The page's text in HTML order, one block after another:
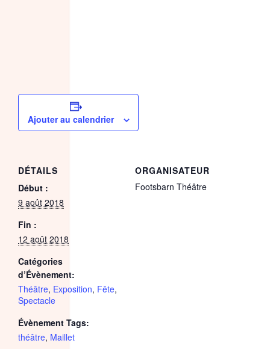
Ajouter au calendrier
DÉTAILS
Début :
9 août 2018
Fin :
12 août 2018
Catégories
d’Évènement:
Théâtre, Exposition, Fête,
Spectacle
Évènement Tags:
théâtre, Maillet
ORGANISATEUR
Footsbarn Théâtre